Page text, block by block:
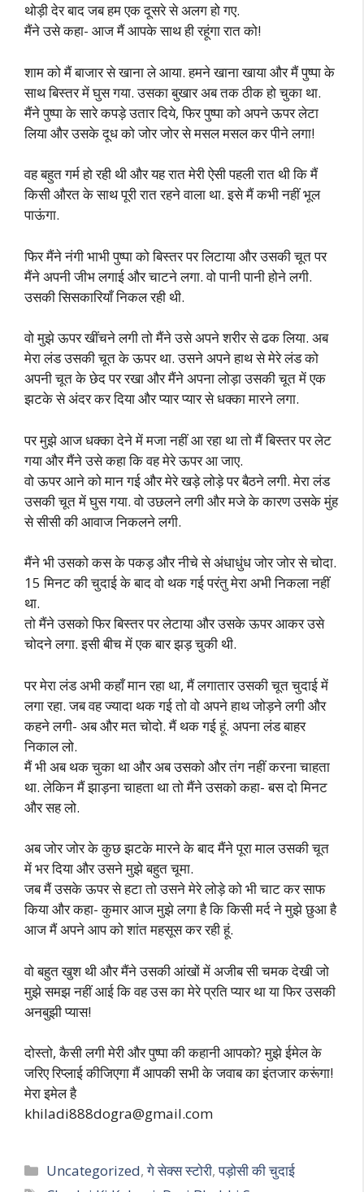
थोड़ी देर बाद जब हम एक दूसरे से अलग हो गए.
मैंने उसे कहा- आज मैं आपके साथ ही रहूंगा रात को!
शाम को मैं बाजार से खाना ले आया. हमने खाना खाया और मैं पुष्पा के
साथ बिस्तर में घुस गया. उसका बुखार अब तक ठीक हो चुका था.
मैंने पुष्पा के सारे कपड़े उतार दिये, फिर पुष्पा को अपने ऊपर लेटा
लिया और उसके दूध को जोर जोर से मसल मसल कर पीने लगा!
वह बहुत गर्म हो रही थी और यह रात मेरी ऐसी पहली रात थी कि मैं
किसी औरत के साथ पूरी रात रहने वाला था. इसे मैं कभी नहीं भूल
पाऊंगा.
फिर मैंने नंगी भाभी पुष्पा को बिस्तर पर लिटाया और उसकी चूत पर
मैंने अपनी जीभ लगाई और चाटने लगा. वो पानी पानी होने लगी.
उसकी सिसकारियाँ निकल रही थी.
वो मुझे ऊपर खींचने लगी तो मैंने उसे अपने शरीर से ढक लिया. अब
मेरा लंड उसकी चूत के ऊपर था. उसने अपने हाथ से मेरे लंड को
अपनी चूत के छेद पर रखा और मैंने अपना लोड़ा उसकी चूत में एक
झटके से अंदर कर दिया और प्यार प्यार से धक्का मारने लगा.
पर मुझे आज धक्का देने में मजा नहीं आ रहा था तो मैं बिस्तर पर लेट
गया और मैंने उसे कहा कि वह मेरे ऊपर आ जाए.
वो ऊपर आने को मान गई और मेरे खड़े लोड़े पर बैठने लगी. मेरा लंड
उसकी चूत में घुस गया. वो उछलने लगी और मजे के कारण उसके मुंह
से सीसी की आवाज निकलने लगी.
मैंने भी उसको कस के पकड़ और नीचे से अंधाधुंध जोर जोर से चोदा.
15 मिनट की चुदाई के बाद वो थक गई परंतु मेरा अभी निकला नहीं
था.
तो मैंने उसको फिर बिस्तर पर लेटाया और उसके ऊपर आकर उसे
चोदने लगा. इसी बीच में एक बार झड़ चुकी थी.
पर मेरा लंड अभी कहाँ मान रहा था, मैं लगातार उसकी चूत चुदाई में
लगा रहा. जब वह ज्यादा थक गई तो वो अपने हाथ जोड़ने लगी और
कहने लगी- अब और मत चोदो. मैं थक गई हूं. अपना लंड बाहर
निकाल लो.
मैं भी अब थक चुका था और अब उसको और तंग नहीं करना चाहता
था. लेकिन मैं झाड़ना चाहता था तो मैंने उसको कहा- बस दो मिनट
और सह लो.
अब जोर जोर के कुछ झटके मारने के बाद मैंने पूरा माल उसकी चूत
में भर दिया और उसने मुझे बहुत चूमा.
जब मैं उसके ऊपर से हटा तो उसने मेरे लोड़े को भी चाट कर साफ
किया और कहा- कुमार आज मुझे लगा है कि किसी मर्द ने मुझे छुआ है
आज मैं अपने आप को शांत महसूस कर रही हूं.
वो बहुत खुश थी और मैंने उसकी आंखों में अजीब सी चमक देखी जो
मुझे समझ नहीं आई कि वह उस का मेरे प्रति प्यार था या फिर उसकी
अनबुझी प्यास!
दोस्तो, कैसी लगी मेरी और पुष्पा की कहानी आपको? मुझे ईमेल के
जरिए रिप्लाई कीजिएगा मैं आपकी सभी के जवाब का इंतजार करूंगा!
मेरा इमेल है
khiladi888dogra@gmail.com
Categories
Uncategorized,गे सेक्स स्टोरी,पड़ोसी की चुदाई